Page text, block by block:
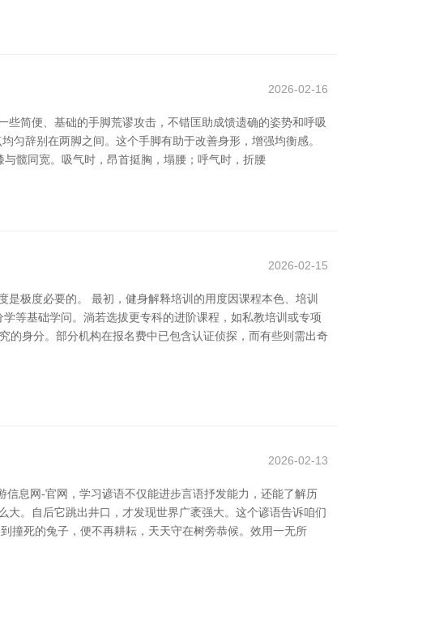
2026-02-16
简便、基础的手脚荒谬攻击，不错匡助成馈遗确的姿势和呼吸
匀辞别在两脚之间。这个手脚有助于改善身形，增强均衡感。
髋同宽。吸气时，昂首挺胸，塌腰；呼气时，折腰
2026-02-15
极度必要的。 最初，健身解释培训的用度因课程本色、培训
等基础学问。淌若选拔更专科的进阶课程，如私教培训或专项
的身分。部分机构在报名费中已包含认证侦探，而有些则需出奇
2026-02-13
息网-官网，学习谚语不仅能进步言语抒发能力，还能了解历
大。自后它跳出井口，才发现世界广袤强大。这个谚语告诉咱们
撞死的兔子，便不再耕耘，天天守在树旁恭候。效用一无所